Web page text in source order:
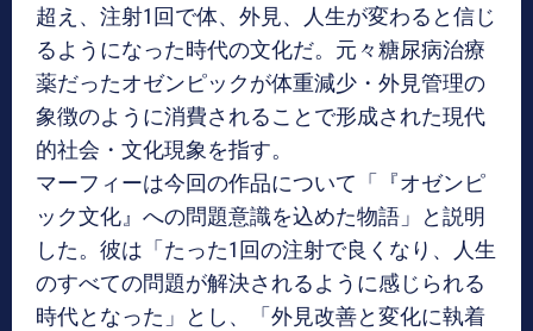
超え、注射1回で体、外見、人生が変わると信じ
るようになった時代の文化だ。元々糖尿病治療
薬だったオゼンピックが体重減少・外見管理の
象徴のように消費されることで形成された現代
的社会・文化現象を指す。
マーフィーは今回の作品について「『オゼンピ
ック文化』への問題意識を込めた物語」と説明
した。彼は「たった1回の注射で良くなり、人生
のすべての問題が解決されるように感じられる
時代となった」とし、「外見改善と変化に執着